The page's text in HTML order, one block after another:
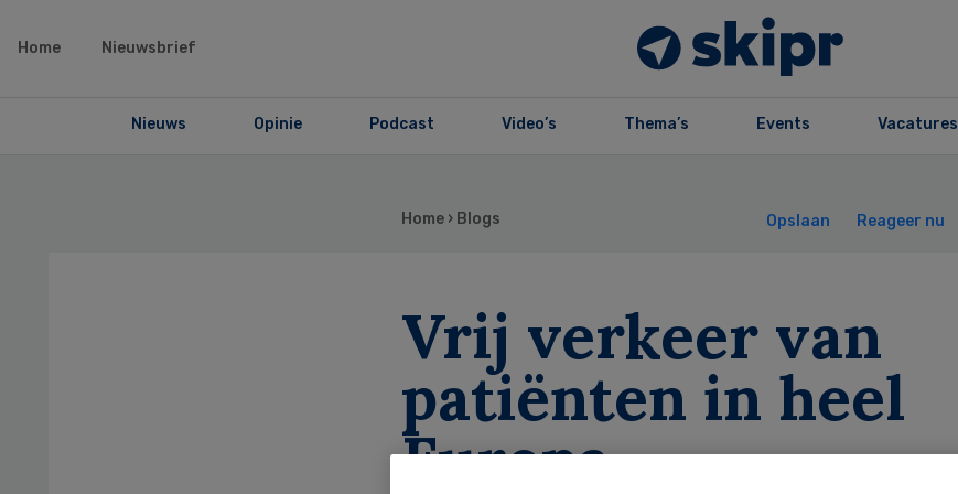
Home Nieuwsbrief
Nieuws Opinie Podcast Video’s Thema’s Events Vacatures
Home › Blogs Opslaan Reageer nu
Vrij verkeer van
patiënten in heel
Europa